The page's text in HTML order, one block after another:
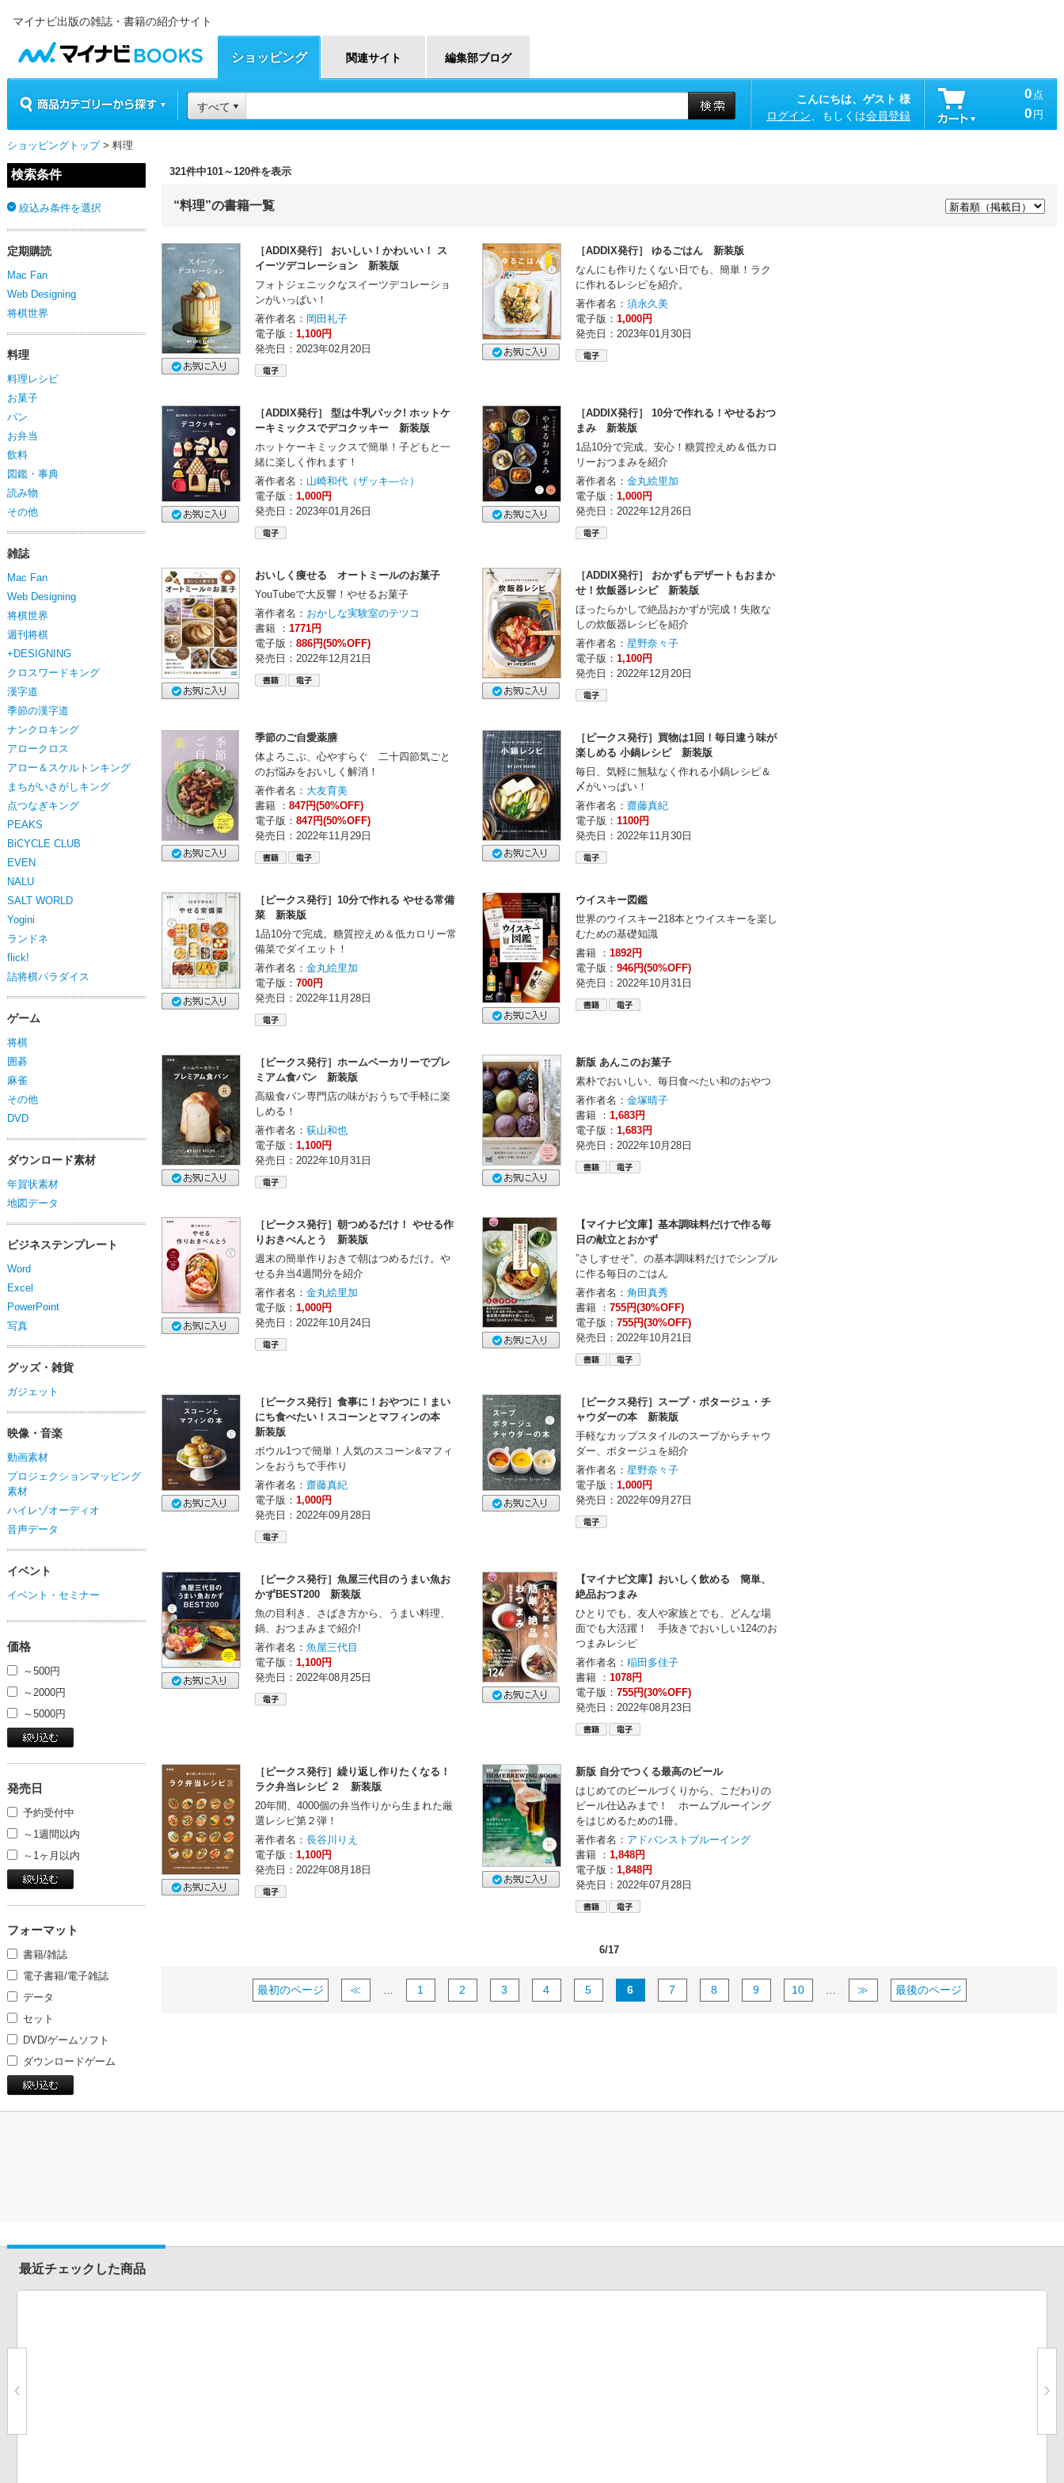
マイナビ出版の雑誌・書籍の紹介サイト
マイナビBOOKS
ショッピング 関連サイト 編集部ブログ
すべて
こんにちは、ゲスト 様
ログイン 、もしくは会員登録
0 点
0 円
ショッピングトップ> 料理
321件中101～120件を表示
“料理”の書籍一覧
［ADDIX発行］ おいしい！かわいい！ ス
イーツデコレーション 新装版
フォトジェニックなスイーツデコレーショ
ンがいっぱい！
著作者名： 岡田礼子
電子版： 1,100円
発売日：2023年02月20日
［ADDIX発行］ ゆるごはん 新装版
なんにも作りたくない日でも、簡単！ラク
に作れるレシピを紹介。
著作者名： 須永久美
電子版： 1,000円
発売日：2023年01月30日
［ADDIX発行］ 型は牛乳パック! ホットケ
ーキミックスでデコクッキー 新装版
ホットケーキミックスで簡単！子どもと一
緒に楽しく作れます！
著作者名： 山崎和代（ザッキ―☆）
電子版： 1,000円
発売日：2023年01月26日
［ADDIX発行］ 10分で作れる！やせるおつ
まみ 新装版
1品10分で完成。安心！糖質控えめ＆低カロ
リーおつまみを紹介
著作者名： 金丸絵里加
電子版： 1,000円
発売日：2022年12月26日
おいしく痩せる オートミールのお菓子
YouTubeで大反響！やせるお菓子
著作者名： おかしな実験室のテツコ
書籍 ： 1771円
電子版： 886円(50%OFF)
発売日：2022年12月21日
［ADDIX発行］ おかずもデザートもおまか
せ！炊飯器レシピ 新装版
ほったらかしで絶品おかずが完成！失敗な
しの炊飯器レシピを紹介
著作者名： 星野奈々子
電子版： 1,100円
発売日：2022年12月20日
季節のご自愛薬膳
体よろこぶ、心やすらぐ 二十四節気ごと
のお悩みをおいしく解消！
著作者名： 大友育美
書籍 ： 847円(50%OFF)
電子版： 847円(50%OFF)
発売日：2022年11月29日
［ピークス発行］買物は1回！毎日違う味が
楽しめる 小鍋レシピ 新装版
毎日、気軽に無駄なく作れる小鍋レシピ＆
〆がいっぱい！
著作者名： 齋藤真紀
電子版： 1100円
発売日：2022年11月30日
［ピークス発行］10分で作れる やせる常備
菜 新装版
1品10分で完成。糖質控えめ＆低カロリー常
備菜でダイエット！
著作者名： 金丸絵里加
電子版： 700円
発売日：2022年11月28日
ウイスキー図鑑
世界のウイスキー218本とウイスキーを楽し
むための基礎知識
書籍 ： 1892円
電子版： 946円(50%OFF)
発売日：2022年10月31日
［ピークス発行］ホームベーカリーでプレ
ミアム食パン 新装版
高級食パン専門店の味がおうちで手軽に楽
しめる！
著作者名： 荻山和也
電子版： 1,100円
発売日：2022年10月31日
新版 あんこのお菓子
素朴でおいしい、毎日食べたい和のおやつ
著作者名： 金塚晴子
書籍 ： 1,683円
電子版： 1,683円
発売日：2022年10月28日
［ピークス発行］朝つめるだけ！ やせる作
りおきべんとう 新装版
週末の簡単作りおきで朝はつめるだけ。や
せる弁当4週間分を紹介
著作者名： 金丸絵里加
電子版： 1,000円
発売日：2022年10月24日
【マイナビ文庫】基本調味料だけで作る毎
日の献立とおかず
”さしすせそ”、の基本調味料だけでシンプル
に作る毎日のごはん
著作者名： 角田真秀
書籍 ： 755円(30%OFF)
電子版： 755円(30%OFF)
発売日：2022年10月21日
［ピークス発行］食事に！おやつに！まい
にち食べたい！スコーンとマフィンの本
新装版
ボウル1つで簡単！人気のスコーン&マフィ
ンをおうちで手作り
著作者名： 齋藤真紀
電子版： 1,000円
発売日：2022年09月28日
［ピークス発行］スープ・ポタージュ・チ
ャウダーの本 新装版
手軽なカップスタイルのスープからチャウ
ダー、ポタージュを紹介
著作者名： 星野奈々子
電子版： 1,000円
発売日：2022年09月27日
［ピークス発行］魚屋三代目のうまい魚お
かずBEST200 新装版
魚の目利き、さばき方から、うまい料理、
鍋、おつまみまで紹介!
著作者名： 魚屋三代目
電子版： 1,100円
発売日：2022年08月25日
【マイナビ文庫】おいしく飲める 簡単、
絶品おつまみ
ひとりでも、友人や家族とでも、どんな場
面でも大活躍！ 手抜きでおいしい124のお
つまみレシピ
著作者名： 稲田多佳子
書籍 ： 1078円
電子版： 755円(30%OFF)
発売日：2022年08月23日
［ピークス発行］繰り返し作りたくなる！
ラク弁当レシピ ２ 新装版
20年間、4000個の弁当作りから生まれた厳
選レシピ第２弾！
著作者名： 長谷川りえ
電子版： 1,100円
発売日：2022年08月18日
新版 自分でつくる最高のビール
はじめてのビールづくりから、こだわりの
ビール仕込みまで！ ホームブルーイング
をはじめるための1冊。
著作者名： アドバンストブルーイング
書籍 ： 1,848円
電子版： 1,848円
発売日：2022年07月28日
6/17
最初のページ ≪ … 1 2 3 4 5 6 7 8 9 10 … ≫ 最後のページ
検索条件
絞込み条件を選択
定期購読
Mac Fan
Web Designing
将棋世界
料理
料理レシピ
お菓子
パン
お弁当
飲料
図鑑・事典
読み物
その他
雑誌
Mac Fan
Web Designing
将棋世界
週刊将棋
+DESIGNING
クロスワードキング
漢字道
季節の漢字道
ナンクロキング
アロークロス
アロー＆スケルトンキング
まちがいさがしキング
点つなぎキング
PEAKS
BiCYCLE CLUB
EVEN
NALU
SALT WORLD
Yogini
ランドネ
flick!
詰将棋パラダイス
ゲーム
将棋
囲碁
麻雀
その他
DVD
ダウンロード素材
年賀状素材
地図データ
ビジネステンプレート
Word
Excel
PowerPoint
写真
グッズ・雑貨
ガジェット
映像・音楽
動画素材
プロジェクションマッピング
素材
ハイレゾオーディオ
音声データ
イベント
イベント・セミナー
価格
～500円
～2000円
～5000円
発売日
予約受付中
～1週間以内
～1ヶ月以内
フォーマット
書籍/雑誌
電子書籍/電子雑誌
データ
セット
DVD/ゲームソフト
ダウンロードゲーム
最近チェックした商品